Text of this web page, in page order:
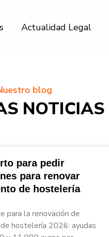
Actualidad Legal
blog
NOTICIAS
para pedir
para renovar
de hostelería
para la renovación de
hostelería 2026: ayudas